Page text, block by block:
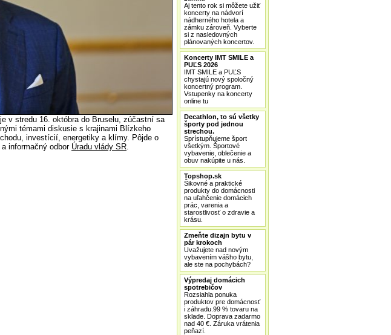
v stredu 16. októbra do Bruselu, zúčastní sa
témami diskusie s krajinami Blízkeho
investícií, energetiky a klímy. Pôjde o
informačný odbor Úradu vlády SR.
Aj tento rok si môžete užiť
koncerty na nádvorí
nádherného hotela a
zámku zároveň. Vyberte
si z nasledovných
plánovaných koncertov.
Koncerty IMT SMILE a
PUĽS 2026
IMT SMILE a PUĽS
chystajú nový spoločný
koncertný program.
Vstupenky na koncerty
online tu
Decathlon, to sú všetky
športy pod jednou
strechou.
Sprístupňujeme šport
všetkým. Športové
vybavenie, oblečenie a
obuv nakúpite u nás.
Topshop.sk
Šikovné a praktické
produkty do domácnosti
na uľahčenie domácich
prác, varenia a
starostlivosť o zdravie a
krásu.
Zmeňte dizajn bytu v
pár krokoch
Uvažujete nad novým
vybavením vášho bytu,
ale ste na pochybách?
Výpredaj domácich
spotrebičov
Rozsiahla ponuka
produktov pre domácnosť
i záhradu.99 % tovaru na
sklade. Doprava zadarmo
nad 40 €. Záruka vrátenia
peňazí.